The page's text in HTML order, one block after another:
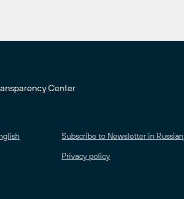
Center
Subscribe to Newsletter in Russian
Privacy policy